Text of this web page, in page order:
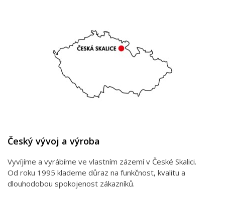
Český vývoj a výroba
Vyvíjíme a vyrábíme ve vlastním zázemí v České Skalici.
Od roku 1995 klademe důraz na funkčnost, kvalitu a
dlouhodobou spokojenost zákazníků.